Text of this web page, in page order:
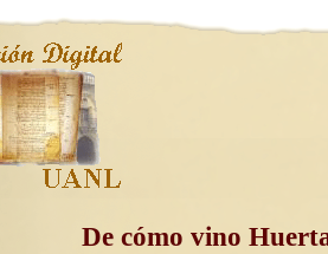
De cómo vino